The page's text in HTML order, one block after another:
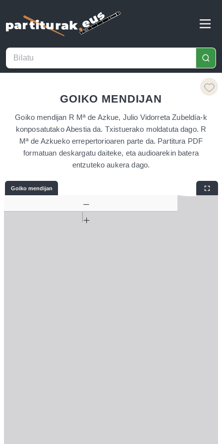
GOIKO MENDIJAN
Goiko mendijan R Mª de Azkue, Julio Vidorreta Zubeldía-k
konposatutako Abestia da. Txistuerako moldatuta dago. R
Mª de Azkueko errepertorioaren parte da. Partitura PDF
formatuan deskargatu daiteke, eta audioarekin batera
entzuteko aukera dago.
Goiko mendijan